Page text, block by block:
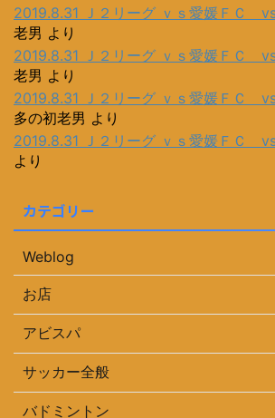
2019.8.31 Ｊ２リーグ ｖｓ愛媛ＦＣ
老男 より
2019.8.31 Ｊ２リーグ ｖｓ愛媛ＦＣ
老男 より
2019.8.31 Ｊ２リーグ ｖｓ愛媛ＦＣ
多の初老男 より
2019.8.31 Ｊ２リーグ ｖｓ愛媛ＦＣ
より
カテゴリー
Weblog
お店
アビスパ
サッカー全般
バドミントン